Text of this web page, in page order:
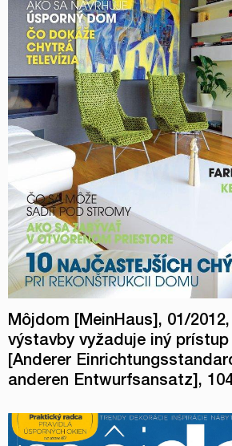
Môjdom [MeinHaus], 01/
výstavby vyžaduje iný prístup
[Anderer
anderen Entwurfsansatz],